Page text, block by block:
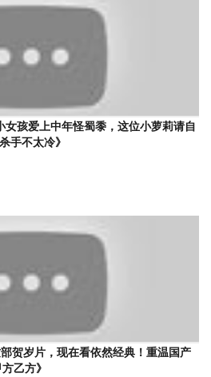
女孩爱上中年怪蜀黍，这位小萝莉请自
手不太冷》
贺岁片，现在看依然经典！重温国产
乙方》